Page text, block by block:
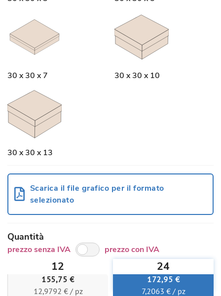
30 x 30 x 7 30 x 30 x 10
30 x 30 x 13
Scarica il file grafico per il formato
selezionato
Quantità
prezzo senza IVA prezzo con IVA
12
155,75 €
12,9792 € / pz
24
172,95 €
7,2063 € / pz